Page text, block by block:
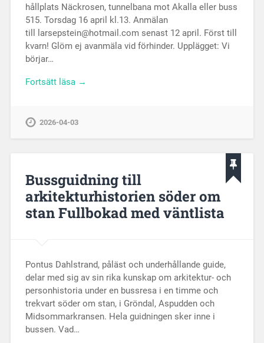
hållplats Näckrosen, tunnelbana mot Akalla eller buss
515. Torsdag 16 april kl.13. Anmälan
till larsepstein@hotmail.com senast 12 april. Först till
kvarn! Glöm ej avanmäla vid förhinder. Upplägget: Vi
börjar…
Fortsätt läsa →
2026-04-03
Bussguidning till
arkitekturhistorien söder om
stan Fullbokad med väntlista
Pontus Dahlstrand, påläst och underhållande guide,
delar med sig av sin rika kunskap om arkitektur- och
personhistoria under en bussresa i en timme och
trekvart söder om stan, i Gröndal, Aspudden och
Midsommarkransen. Hela guidningen sker inne i
bussen. Vad…